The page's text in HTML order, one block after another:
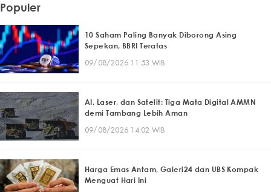
Populer
10 Saham Paling Banyak Diborong Asing
Sepekan, BBRI Teratas
09/08/2026 11:53 WIB
AI, Laser, dan Satelit: Tiga Mata Digital AMMN
demi Tambang Lebih Aman
09/08/2026 14:02 WIB
Harga Emas Antam, Galeri24 dan UBS Kompak
Menguat Hari Ini